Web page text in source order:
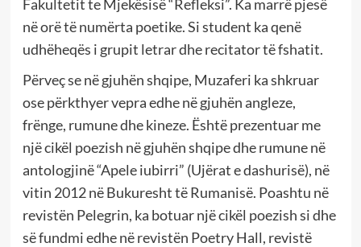
Fakultetit te Mjekësisë “Refleksi”. Ka marrë pjesë
në orë të numërta poetike. Si student ka qenë
udhëheqës i grupit letrar dhe recitator të fshatit.
Përveç se në gjuhën shqipe, Muzaferi ka shkruar
ose përkthyer vepra edhe në gjuhën angleze,
frënge, rumune dhe kineze. Është prezentuar me
një cikël poezish në gjuhën shqipe dhe rumune në
antologjinë “Apele iubirri” (Ujërat e dashurisë), në
vitin 2012 në Bukuresht të Rumanisë. Poashtu në
revistën Pelegrin, ka botuar një cikël poezish si dhe
së fundmi edhe në revistën Poetry Hall, revistë